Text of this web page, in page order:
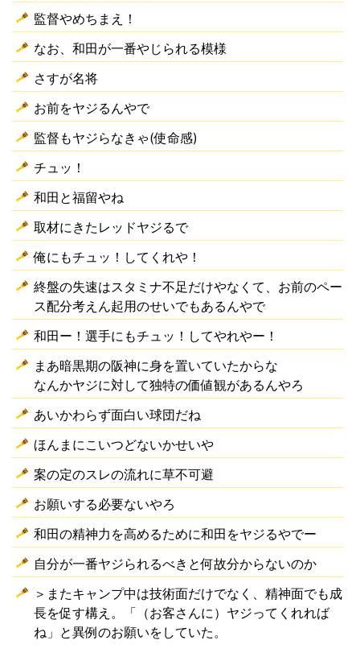
監督やめちまえ！
なお、和田が一番やじられる模様
さすが名将
お前をヤジるんやで
監督もヤジらなきゃ(使命感)
チュッ！
和田と福留やね
取材にきたレッドヤジるで
俺にもチュッ！してくれや！
終盤の失速はスタミナ不足だけやなくて、お前のペー
ス配分考えん起用のせいでもあるんやで
和田ー！選手にもチュッ！してやれやー！
まあ暗黒期の阪神に身を置いていたからな
なんかヤジに対して独特の価値観があるんやろ
あいかわらず面白い球団だね
ほんまにこいつどないかせいや
案の定のスレの流れに草不可避
お願いする必要ないやろ
和田の精神力を高めるために和田をヤジるやでー
自分が一番ヤジられるべきと何故分からないのか
＞またキャンプ中は技術面だけでなく、精神面でも成
長を促す構え。「（お客さんに）ヤジってくれれば
ね」と異例のお願いをしていた。